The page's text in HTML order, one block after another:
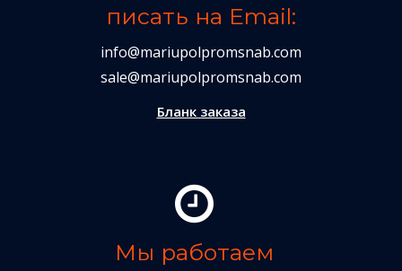
писать на Email:
info@mariupolpromsnab.com
sale@mariupolpromsnab.com
Бланк заказа
Мы работаем